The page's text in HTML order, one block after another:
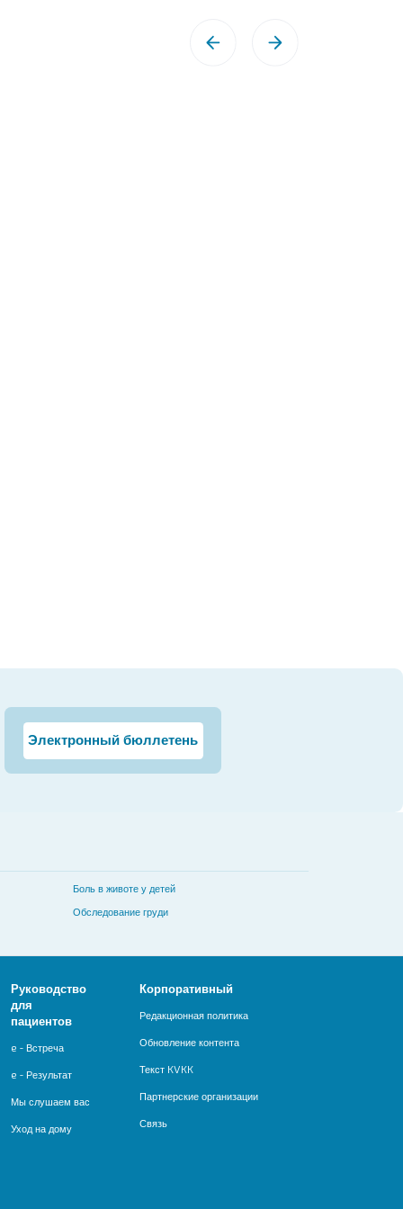
Электронный бюллетень
Боль в животе у детей
Обследование груди
Руководство
для
пациентов
e - Встреча
e - Результат
Мы слушаем вас
Уход на дому
Корпоративный
Редакционная политика
Обновление контента
Текст KVKK
Партнерские организации
Связь